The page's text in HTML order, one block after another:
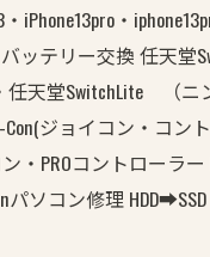
・iPhone13pro・
バッテリー交換 任天堂
任天堂SwitchLite （ニ
ジョイコン・コン
・PROコントローラ
パソコン修理